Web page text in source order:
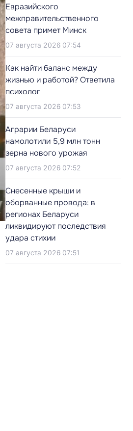
Евразийского
межправительственного
совета примет Минск
07 августа 2026 07:54
Как найти баланс между
жизнью и работой? Ответила
психолог
07 августа 2026 07:53
Аграрии Беларуси
намолотили 5,9 млн тонн
зерна нового урожая
07 августа 2026 07:52
Снесенные крыши и
оборванные провода: в
регионах Беларуси
ликвидируют последствия
удара стихии
07 августа 2026 07:51